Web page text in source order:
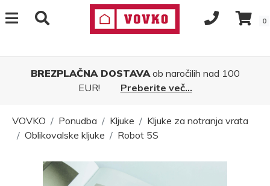
0
BREZPLAČNA DOSTAVAob naročilih nad 100
EUR!
Preberite več...
VOVKO Ponudba Kljuke
Kljuke za notranja vrata
Oblikovalske kljuke
Robot 5S